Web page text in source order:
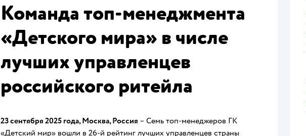
Команда топ-менеджмента
«Детского мира» в числе
лучших управленцев
российского ритейла
23 сентября 2025 года, Москва, Россия – Семь топ-менеджеров ГК
«Детский мир» вошли в 26-й рейтинг лучших управленцев страны